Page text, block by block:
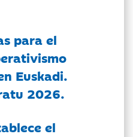
para el
Euskadi.
2026.
el